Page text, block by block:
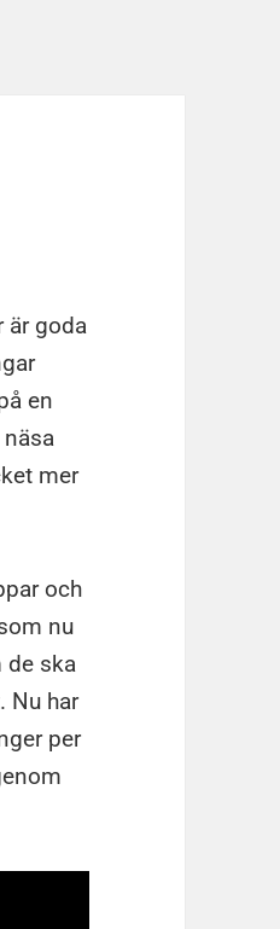
är goda
en
mer
och
nu
de ska
Nu har
per